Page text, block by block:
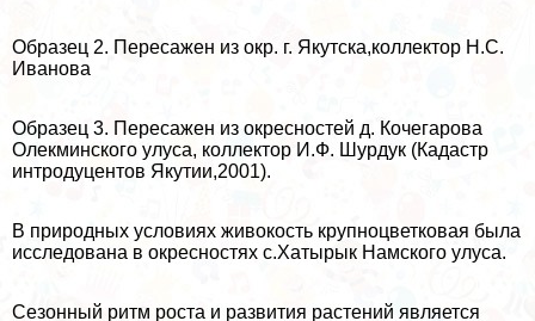
Образец 2. Пересажен из окр. г. Якутска,коллектор Н.С.
Иванова
Образец 3. Пересажен из окресностей д. Кочегарова
Олекминского улуса, коллектор И.Ф. Шурдук (Кадастр
интродуцентов Якутии,2001).
В природных условиях живокость крупноцветковая была
исследована в окресностях с.Хатырык Намского улуса.
Сезонный ритм роста и развития растений является